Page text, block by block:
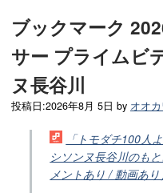
ブックマーク
サー プライムビ
ヌ長谷川
投稿日:2026年8月 5日 by オオカ
「トモダチ100人
シソンヌ長谷川のも
メントあり / 動画あ